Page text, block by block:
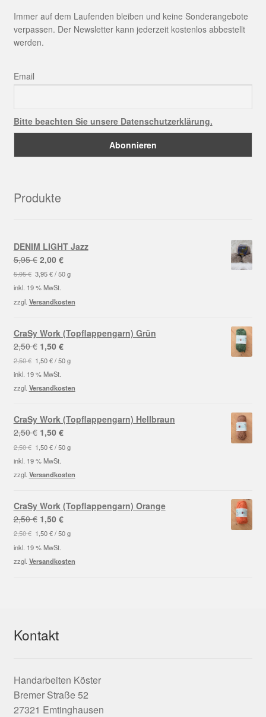
Immer auf dem Laufenden bleiben und keine Sonderangebote
verpassen. Der Newsletter kann jederzeit kostenlos abbestellt
werden.
Email
Bitte beachten Sie unsere Datenschutzerklärung.
Produkte
DENIM LIGHT Jazz
5,95€ Ursprünglicher
Preis
war:
5,95 €
2,00 €Aktueller
Preis
2,00 €.
5,95€ 3,95€/50 g
inkl. 19 % MwSt.
zzgl. Versandkosten
CraSy Work (Topflappengarn) Grün
2,50€ Ursprünglicher
Preis
war:
2,50 €
1,50 €Aktueller
Preis
1,50 €.
2,50€ 1,50€/50 g
inkl. 19 % MwSt.
zzgl. Versandkosten
CraSy Work (Topflappengarn) Hellbraun
2,50€ Ursprünglicher
Preis
war:
2,50 €
1,50 €Aktueller
Preis
1,50 €.
2,50€ 1,50€/50 g
inkl. 19 % MwSt.
zzgl. Versandkosten
CraSy Work (Topflappengarn) Orange
2,50€ Ursprünglicher
Preis
war:
2,50 €
1,50 €Aktueller
Preis
1,50 €.
2,50€ 1,50€/50 g
inkl. 19 % MwSt.
zzgl. Versandkosten
Kontakt
Handarbeiten Köster
Bremer Straße 52
27321 Emtinghausen